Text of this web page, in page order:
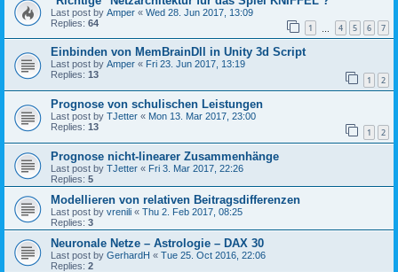
Last post by Amper « Wed 28. Jun 2017, 13:09
Replies: 64 1 4 5 6 7
Einbinden von MemBrainDll in Unity 3d Script
Last post by Amper « Fri 23. Jun 2017, 13:19
Replies: 13 1 2
Prognose von schulischen Leistungen
Last post by TJetter « Mon 13. Mar 2017, 23:00
Replies: 13 1 2
Prognose nicht-linearer Zusammenhänge
Last post by TJetter « Fri 3. Mar 2017, 22:26
Replies: 5
Modellieren von relativen Beitragsdifferenzen
Last post by vrenili « Thu 2. Feb 2017, 08:25
Replies: 3
Neuronale Netze – Astrologie – DAX 30
Last post by GerhardH « Tue 25. Oct 2016, 22:06
Replies: 2